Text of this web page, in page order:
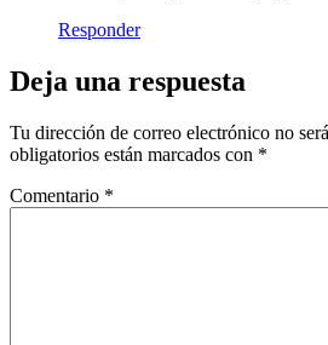
Responder
Deja una respuesta
Tu dirección de correo electrónico no
obligatorios están marcados con *
Comentario *